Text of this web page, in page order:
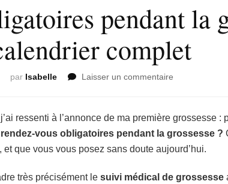
pendant la
complet
par Isabelle Laisser un commentaire
obligatoires
la
grossesse
le
ressenti à l’annonce de ma première grossesse :
vous obligatoires pendant la grossesse ?
que vous vous posez sans doute aujourd’hui.
très précisément le suivi médical de grossesse